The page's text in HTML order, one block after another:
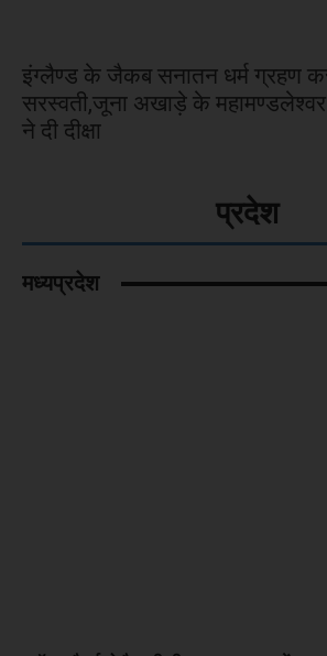
इंग्लैण्ड के जैकब सनातन धर्म ग्रहण
सरस्वती,जूना अखाड़े के
ने दी दीक्षा
प्रदेश
मध्यप्रदेश